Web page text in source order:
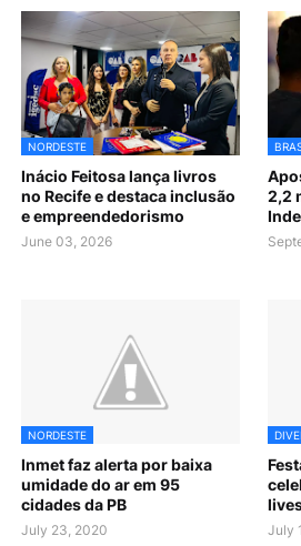
NORDESTE
Inácio Feitosa lança livros
no Recife e destaca inclusão
e empreendedorismo
June 03, 2026
2,2
NORDESTE
Inmet faz alerta por baixa
umidade do ar em 95
cidades da PB
July 23, 2020 July